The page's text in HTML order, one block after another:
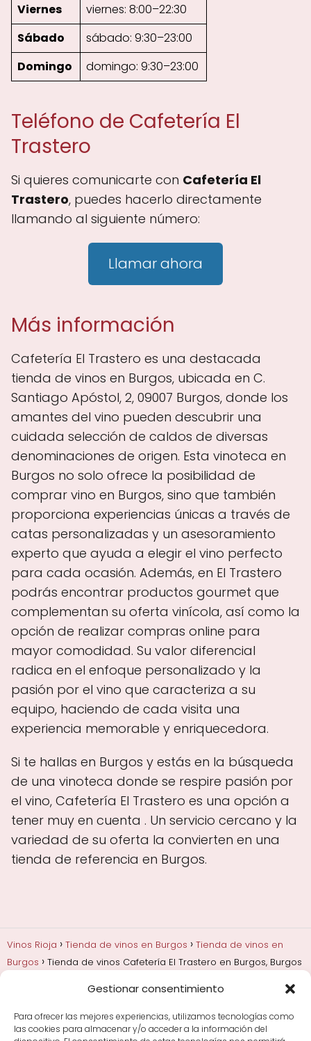
Gestionar consentimiento
Para ofrecer las mejores experiencias, utilizamos tecnologías como
las cookies para almacenar y/o acceder a la información del
Viernes
viernes: 8:00–22:30
Sábado
sábado: 9:30–23:00
Domingo
domingo: 9:30–23:00
Teléfono de Cafetería El
Trastero
Si quieres comunicarte con Cafetería El
Trastero, puedes hacerlo directamente
llamando al siguiente número:
Llamar ahora
Más información
Cafetería El Trastero es una destacada
tienda de vinos en Burgos, ubicada en C.
Santiago Apóstol, 2, 09007 Burgos, donde los
amantes del vino pueden descubrir una
cuidada selección de caldos de diversas
denominaciones de origen. Esta vinoteca en
Burgos no solo ofrece la posibilidad de
comprar vino en Burgos, sino que también
proporciona experiencias únicas a través de
catas personalizadas y un asesoramiento
experto que ayuda a elegir el vino perfecto
para cada ocasión. Además, en El Trastero
podrás encontrar productos gourmet que
complementan su oferta vinícola, así como la
opción de realizar compras online para
mayor comodidad. Su valor diferencial
radica en el enfoque personalizado y la
pasión por el vino que caracteriza a su
equipo, haciendo de cada visita una
experiencia memorable y enriquecedora.
Si te hallas en Burgos y estás en la búsqueda
de una vinoteca donde se respire pasión por
el vino, Cafetería El Trastero es una opción a
tener muy en cuenta . Un servicio cercano y la
variedad de su oferta la convierten en una
tienda de referencia en Burgos.
Vinos Rioja Tienda de vinos en Burgos
Tienda de vinos en
Burgos
Tienda de vinos Cafetería El Trastero en Burgos, Burgos
Añadas, crianza y guarda
Bodegas y marcas de
Comprar vino
Rioja y guías de regalo
Cultura del vino y